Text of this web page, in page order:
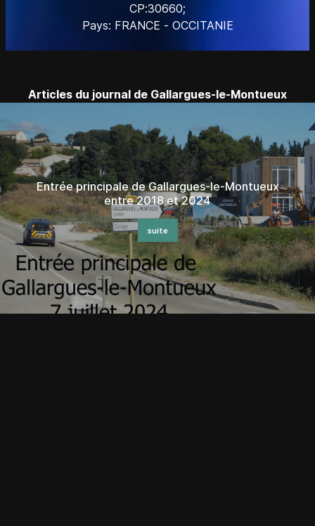
CP:30660;
Pays: FRANCE - OCCITANIE
Articles du journal de Gallargues-le-Montueux
Entrée principale de Gallargues-le-Montueux
entre 2018 et 2024
suite